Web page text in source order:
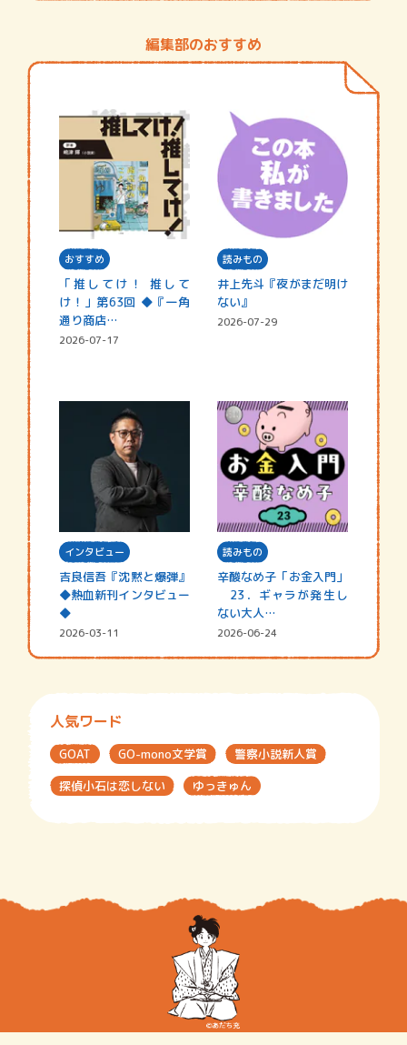
編集部のおすすめ
おすすめ
「推してけ！ 推して
け！」第63回 ◆『一角
通り商店…
2026-07-17
読みもの
井上先斗『夜がまだ明け
ない』
2026-07-29
インタビュー
吉良信吾『沈黙と爆弾』
◆熱血新刊インタビュー
◆
2026-03-11
読みもの
辛酸なめ子「お金入門」
23．ギャラが発生し
ない大人…
2026-06-24
人気ワード
GOAT GO-mono文学賞
警察小説新人賞
探偵小石は恋しない
ゆっきゅん